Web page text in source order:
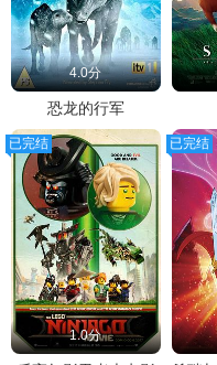
4.0分
恐龙的行军
已完结
1.0分
已完结